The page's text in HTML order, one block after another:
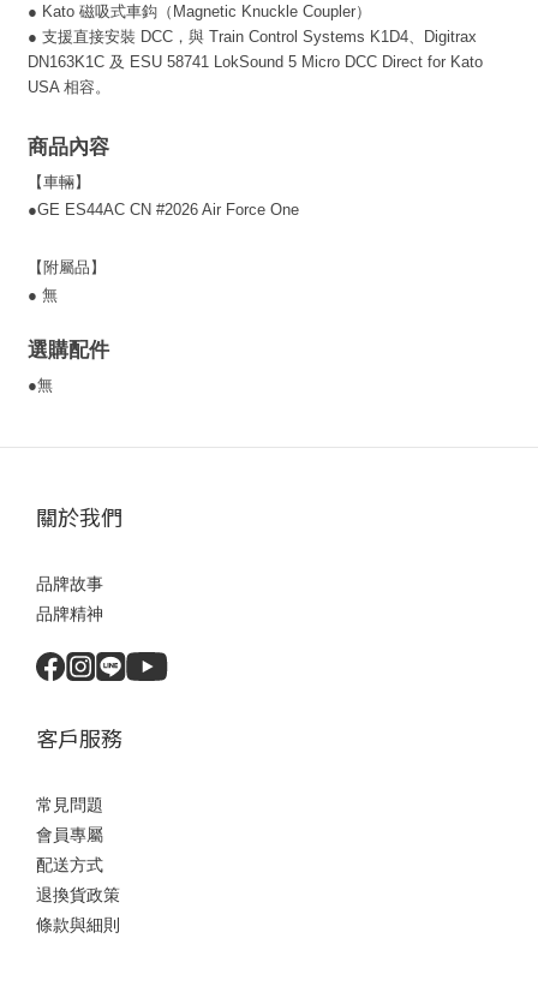
● Kato 磁吸式車鈎（Magnetic Knuckle Coupler）
● 支援直接安裝 DCC，與 Train Control Systems K1D4、Digitrax
DN163K1C 及 ESU 58741 LokSound 5 Micro DCC Direct for Kato
USA 相容。
商品內容
【車輛】
●GE ES44AC CN #2026 Air Force One
【附屬品】
● 無
選購配件
●無
關於我們
品牌故事
品牌精神
客戶服務
常見問題
會員專屬
配送方式
退換貨政策
條款與細則